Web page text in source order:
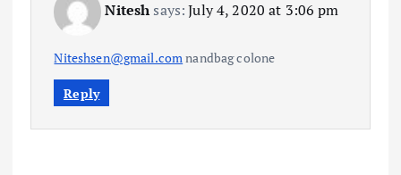
Nitesh says: July 4, 2020 at 3:06 pm
Niteshsen@gmail.comnandbag colone
Reply